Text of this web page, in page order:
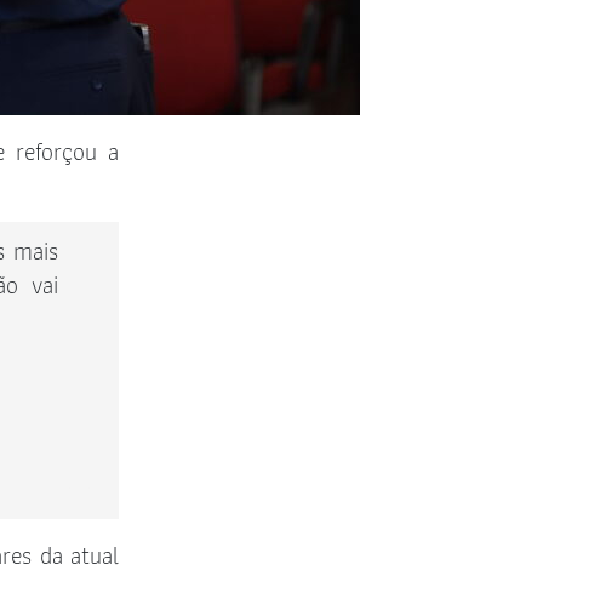
reforçou a
mais
vai
da atual